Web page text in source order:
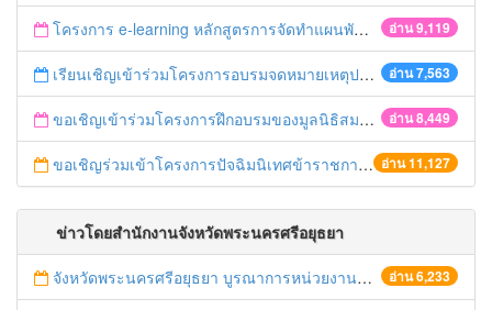
อ่าน 9,119
โครงการ e-learning หลักสูตรการจัดทำแผนพัฒนาจังหวัด
อ่าน 7,563
เรียนเชิญเข้าร่วมโครงการอบรมจดหมายเหตุประจำปี 2558 ของสมาคมจดหมายเหตุสยาม
อ่าน 8,449
ขอเชิญเข้าร่วมโครงการฝึกอบรมของมูลนิธิสมาคมนักเรียนทุนรัฐบาลไทย
อ่าน 11,127
ขอเชิญร่วมเข้าโครงการปัจฉิมนิเทศข้าราชการเกษียณอายุ ปี 2558
ข่าวโดยสำนักงานจังหวัดพระนครศรีอยุธยา
อ่าน 6,233
จังหวัดพระนครศรีอยุธยา บูรณาการหน่วยงานที่เกี่ยวข้อง ลงพื้นที่จัดระเบียบและดำเนินมาตรการตามบทลงโทษสูงสุดกับผู้ประกอบการร้านค้าที่ยังฝ่าฝืนตั้งร้านค้ารุกล้ำเขตพื้นที่ทางหลวง เตรียมความปลอดภัยก่อนเทศกาลสงกรานต์